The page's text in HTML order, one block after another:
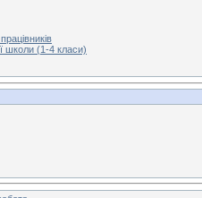
школи (1-4 класи)